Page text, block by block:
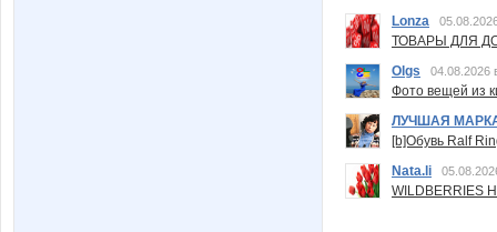
Lonza
ТОВАРЫ ДЛЯ
Olgs
04.08.2026
Фото вещей из
ЛУЧШАЯ
[b]Обувь Ralf
Nata.li